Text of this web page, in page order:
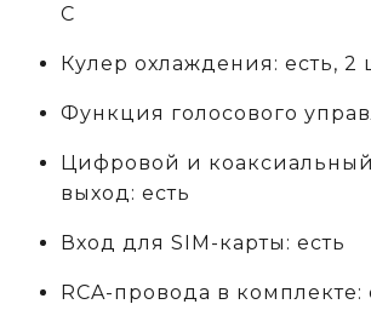
C
Кулер охлаждения: есть, 2
Функция голосового
Цифровой и
выход: есть
Вход для SIM-карты: есть
RCA-провода в комплекте: